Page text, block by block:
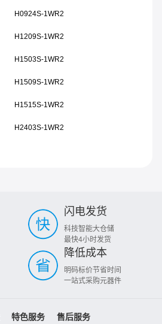
H0924S-1WR2
H1209S-1WR2
H1503S-1WR2
H1509S-1WR2
H1515S-1WR2
H2403S-1WR2
闪电发货
科技智能大仓储
最快4小时发货
降低成本
明码标价节省时间
一站式采购元器件
特色服务 售后服务